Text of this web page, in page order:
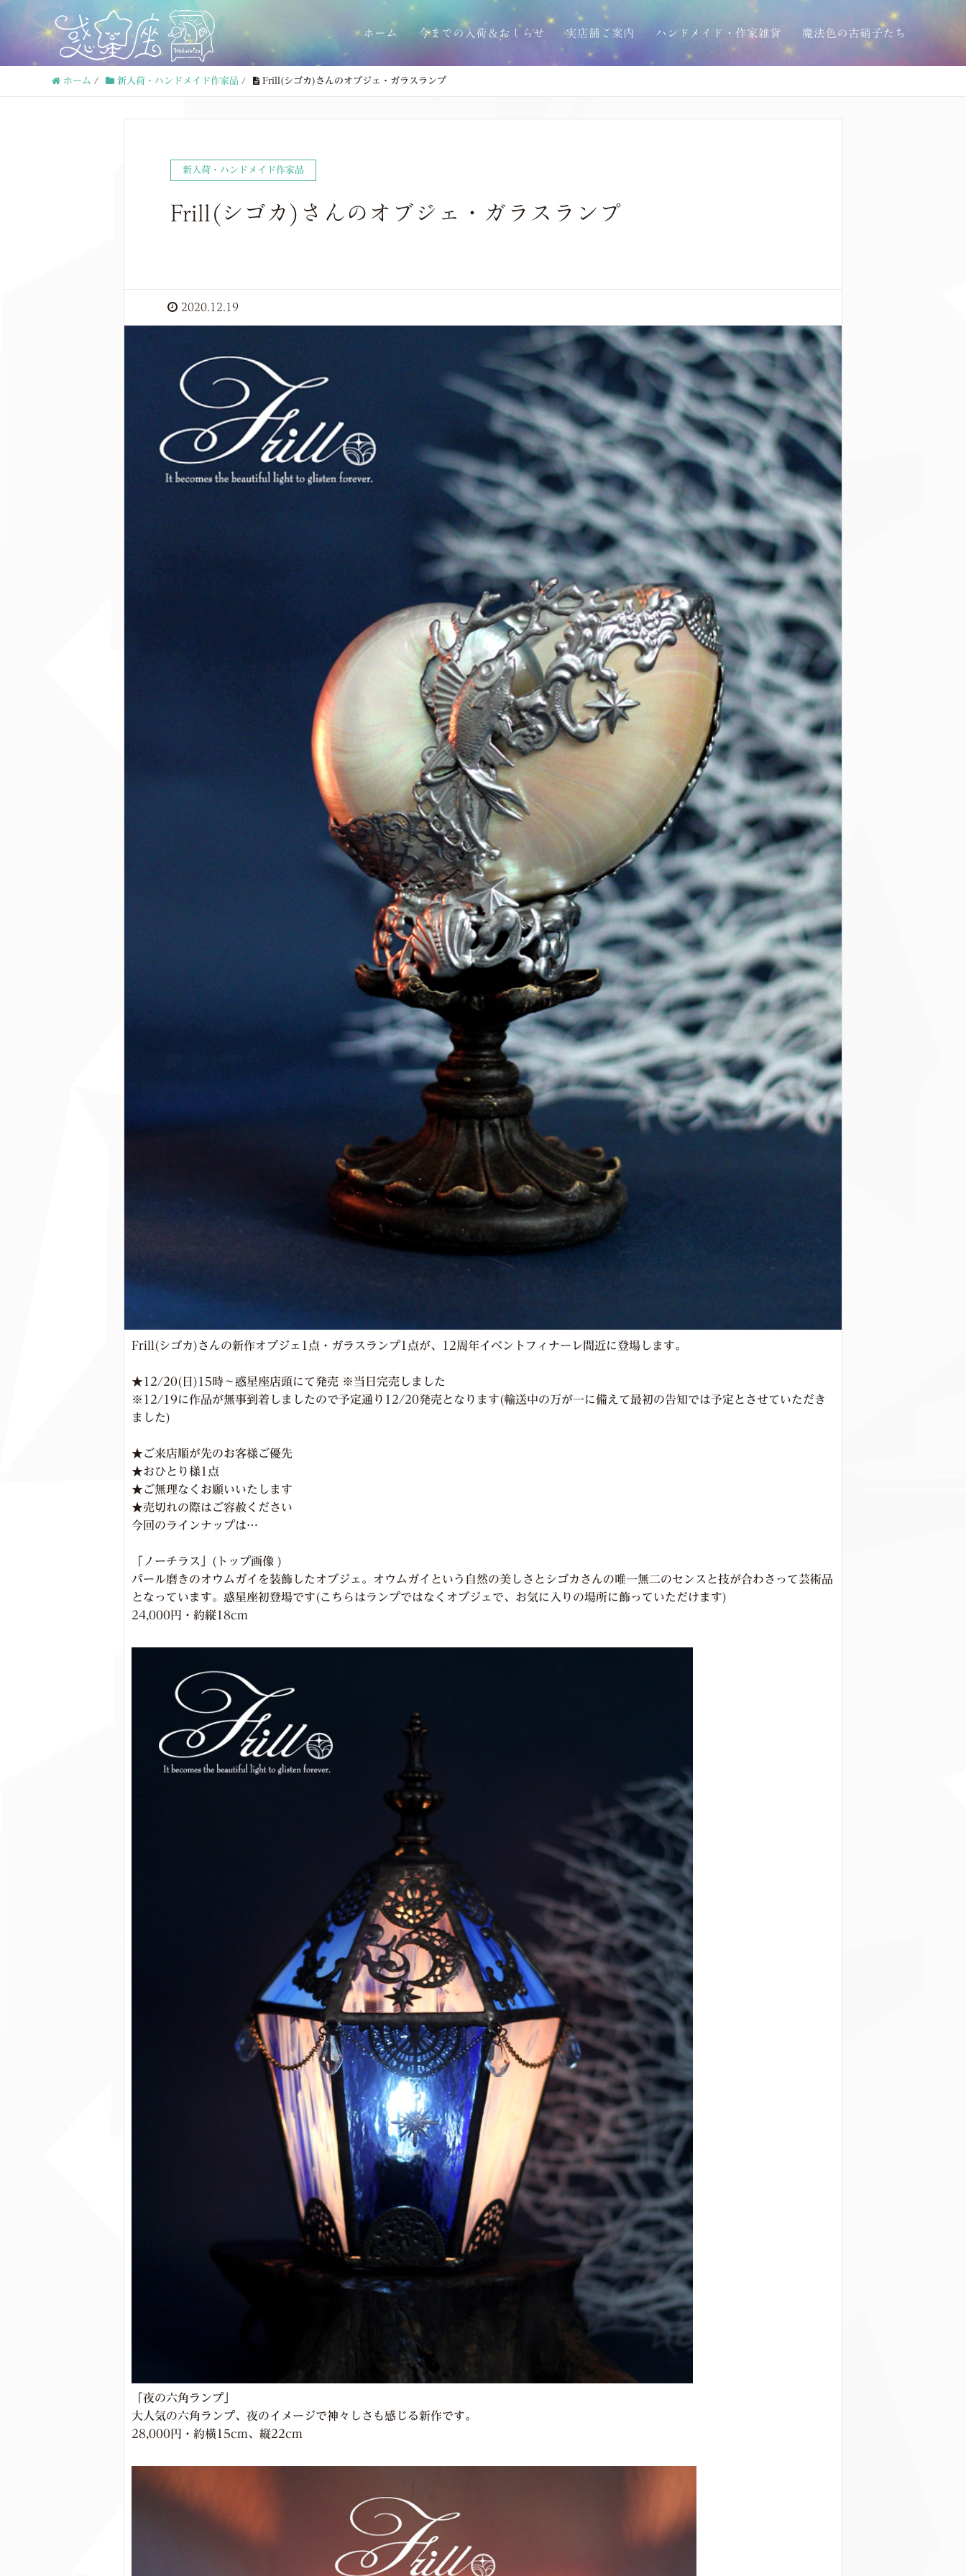
ホーム 今までの入荷＆おしらせ 実店舗ご案内 ハンドメイド・作家雑貨 魔法色の古硝子たち
ホーム / 新入荷・ハンドメイド作家品 / Frill(シゴカ)さんのオブジェ・ガラスランプ
新入荷・ハンドメイド作家品
Frill(シゴカ)さんのオブジェ・ガラスランプ
2020.12.19
Frill(シゴカ)さんの新作オブジェ1点・ガラスランプ1点が、12周年イベントフィナーレ間近に登場します。
★12/20(日)15時～惑星座店頭にて発売 ※当日完売しました
※12/19に作品が無事到着しましたので予定通り12/20発売となります(輸送中の万が一に備えて最初の告知では予定とさせていただき
ました)
★ご来店順が先のお客様ご優先
★おひとり様1点
★ご無理なくお願いいたします
★売切れの際はご容赦ください
今回のラインナップは…
「ノーチラス」(トップ画像 )
パール磨きのオウムガイを装飾したオブジェ。オウムガイという自然の美しさとシゴカさんの唯一無二のセンスと技が合わさって芸術品
となっています。惑星座初登場です(こちらはランプではなくオブジェで、お気に入りの場所に飾っていただけます)
24,000円・約縦18cm
「夜の六角ランプ」
大人気の六角ランプ、夜のイメージで神々しさも感じる新作です。
28,000円・約横15cm、縦22cm